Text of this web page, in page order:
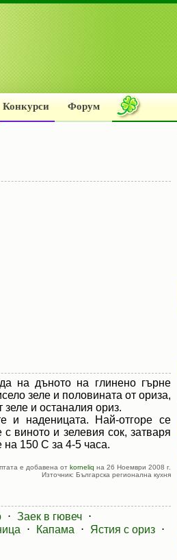
Конкурси Форум
на дъното на глинено гърне
зеле и половината от ориза,
и останалия ориз.
и наденицата. Най-отгоре се
виното и зелевия сок, затваря
150 С за 4-5 часа.
е добавена от korneliq на 26 Ноември 2008 г.
Източник: Българска регионална кухня
⋅ Заек в гювеч ⋅
⋅ Капама ⋅ Ястия с ориз ⋅